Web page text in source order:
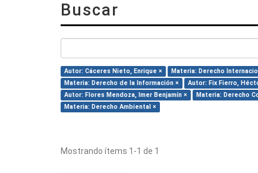
Buscar
Autor: Cáceres Nieto, Enrique × Materia: Derecho
Materia: Derecho de la Información ×
Autor: Fix Fierro,
Autor: Flores Mendoza, Imer Benjamín ×
Materia: Derecho
Materia: Derecho Ambiental ×
Mostrando ítems 1-1 de 1